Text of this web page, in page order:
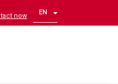
now EN
ZH